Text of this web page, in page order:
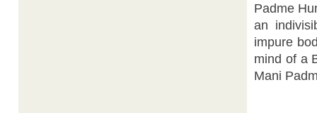
Padme
an
impure
mind of a
Mani